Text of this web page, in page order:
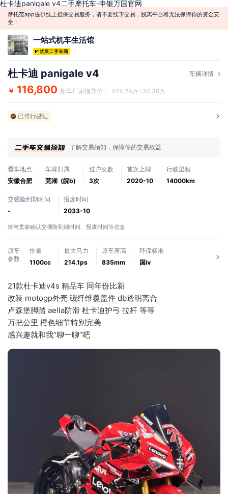
杜卡迪panigale v4二手摩托车-申银万国官网
摩托范app提供线上担保交易服务，请不要线下交易，脱离平台将无法保障你的资金安
全！
一站式机车生活馆
杜卡迪 panigale v4 车辆详情
￥ 116,800 新车厂家指导价： ¥24.29万~30.39万
已传行驶证
了解交易须知，保障你的交易权益
看车地点
安徽合肥
车牌归属
芜湖 (皖b)
过户次数
3次
首次上牌
2020-10
行驶里程
14000km
交强险到期时间
-
报废时间
2033-10
请与卖家确认交强险到期时间、报废时间等信息
原车
参数
排量
1100cc
最大马力
214.1ps
原车座高
835mm
环保标准
国ⅳ
21款杜卡迪v4s 精品车 同年份比新
改装 motogp外壳 碳纤维覆盖件 db透明离合
卢森堡脚踏 aella防滑 杜卡迪护弓 拉杆 等等
万把公里 橙色细节特别完美
感兴趣就和我“聊一聊”吧